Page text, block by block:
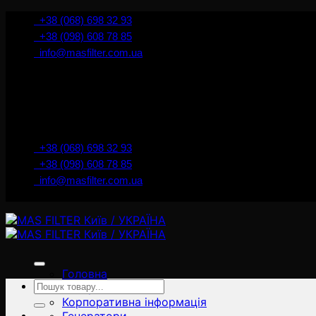
İçeriğe+38 (068) 698 32 93
+38 (098) 608 78 85
info@masfilter.com.ua
+38 (068) 698 32 93
+38 (098) 608 78 85
info@masfilter.com.ua
Головна
Товари
Корпоративна інформація
Ara: